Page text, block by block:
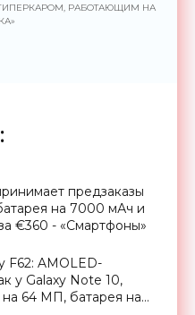
ГИПЕРКАРОМ, РАБОТАЮЩИМ НА
предзаказы
на 7000 мАч и
€360 - «Смартфоны»
F62: AMOLED-
у Galaxy Note 10,
64 МП, батарея на